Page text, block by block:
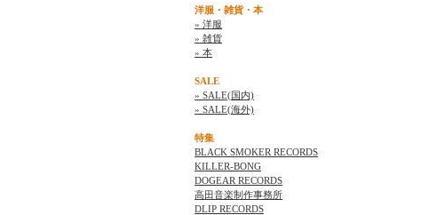
洋服・雑貨・本
» 洋服
» 雑貨
» 本
SALE
» SALE(国内)
» SALE(海外)
特集
BLACK SMOKER RECORDS
KILLER-BONG
DOGEAR RECORDS
高田音楽制作事務所
DLIP RECORDS